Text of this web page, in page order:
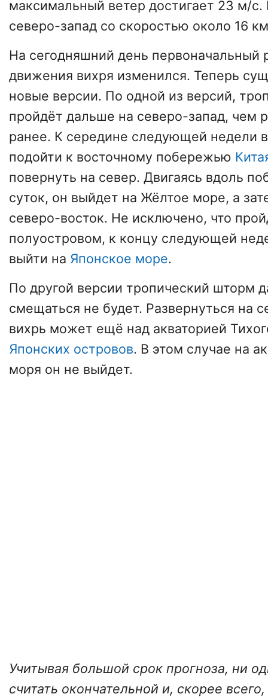
максимальный ветер достигает 23 м/
северо-запад со скоростью около 16
На сегодняшний день первоначальный
движения вихря изменился. Теперь
новые версии. По одной из версий,
пройдёт дальше на северо-запад, чем
ранее. К середине следующей недели
подойти к восточному побережью
повернуть на север. Двигаясь вдоль
суток, он выйдет на Жёлтое море, а
северо-восток. Не исключено, что
полуостровом, к концу следующей
выйти на Японское море.
По другой версии тропический шторм
смещаться не будет. Развернуться на
вихрь может ещё над акваторией
Японских островов. В этом случае на
моря он не выйдет.
Учитывая большой срок прогноза, ни
считать окончательной и, скорее